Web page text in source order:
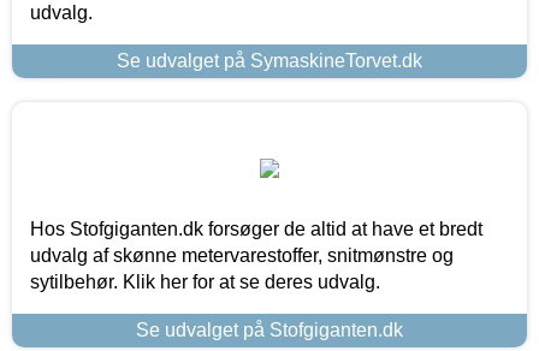
udvalg.
Se udvalget på SymaskineTorvet.dk
Hos Stofgiganten.dk forsøger de altid at have et bredt
udvalg af skønne metervarestoffer, snitmønstre og
sytilbehør. Klik her for at se deres udvalg.
Se udvalget på Stofgiganten.dk